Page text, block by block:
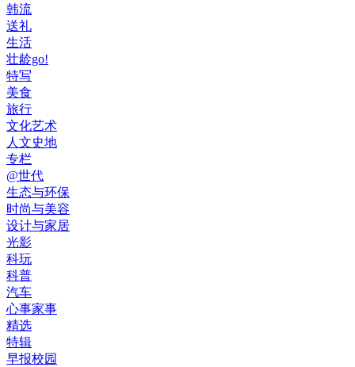
韩流
送礼
生活
壮龄go!
特写
美食
旅行
文化艺术
人文史地
专栏
@世代
生态与环保
时尚与美容
设计与家居
光影
科玩
科普
汽车
心事家事
精选
特辑
早报校园